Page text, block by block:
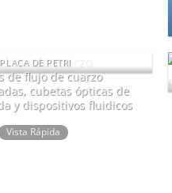
PLACA DE PETRI
de flujo de cuarzo
cubetas ópticas de
y dispositivos fluidicos
Vista Rápida